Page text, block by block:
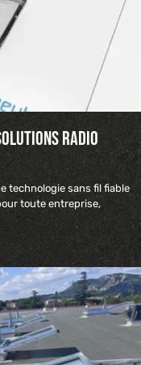
radio
technologie sans fil fiable
toute entreprise,